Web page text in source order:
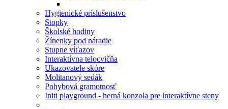
Hygienické príslušenstvo
Stopky
Školské hodiny
Žínenky pod náradie
Stupne víťazov
Interaktívna telocvičňa
Ukazovatele skóre
Molitanový sedák
Pohybová gramotnosť
Initi playground - herná konzola pre interaktívne steny